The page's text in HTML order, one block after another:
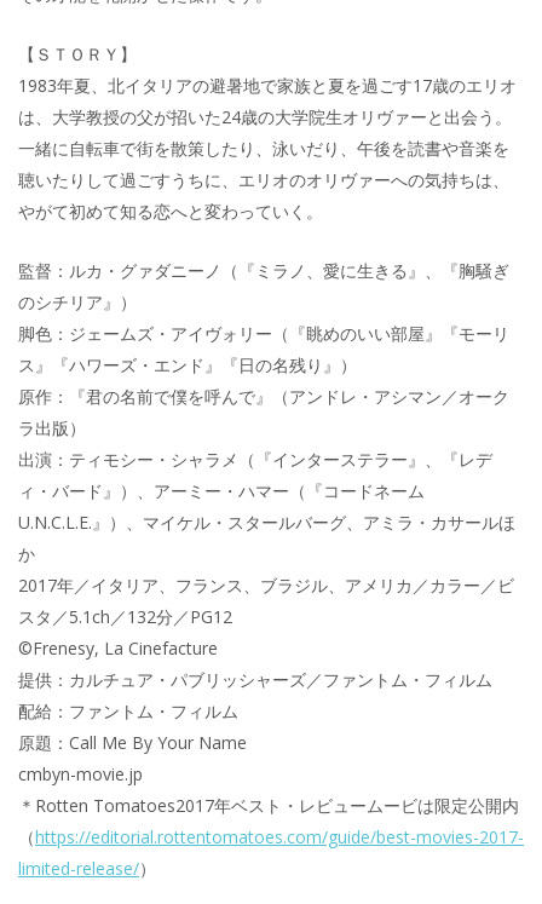
【ＳＴＯＲＹ】
1983年夏、北イタリアの避暑地で家族と夏を過ごす17歳のエリオ
は、大学教授の父が招いた24歳の大学院生オリヴァーと出会う。
一緒に自転車で街を散策したり、泳いだり、午後を読書や音楽を
聴いたりして過ごすうちに、エリオのオリヴァーへの気持ちは、
やがて初めて知る恋へと変わっていく。
監督：ルカ・グァダニーノ（『ミラノ、愛に生きる』、『胸騒ぎ
のシチリア』）
脚色：ジェームズ・アイヴォリー（『眺めのいい部屋』『モーリ
ス』『ハワーズ・エンド』『日の名残り』）
原作：『君の名前で僕を呼んで』（アンドレ・アシマン／オーク
ラ出版）
出演：ティモシー・シャラメ（『インターステラー』、『レデ
ィ・バード』）、アーミー・ハマー（『コードネーム
U.N.C.L.E.』）、マイケル・スタールバーグ、アミラ・カサールほ
か
2017年／イタリア、フランス、ブラジル、アメリカ／カラー／ビ
スタ／5.1ch／132分／PG12
©Frenesy, La Cinefacture
提供：カルチュア・パブリッシャーズ／ファントム・フィルム
配給：ファントム・フィルム
原題：Call Me By Your Name
cmbyn-movie.jp
＊Rotten Tomatoes2017年ベスト・レビュームービは限定公開内
（https://editorial.rottentomatoes.com/guide/best-movies-2017-
limited-release/）